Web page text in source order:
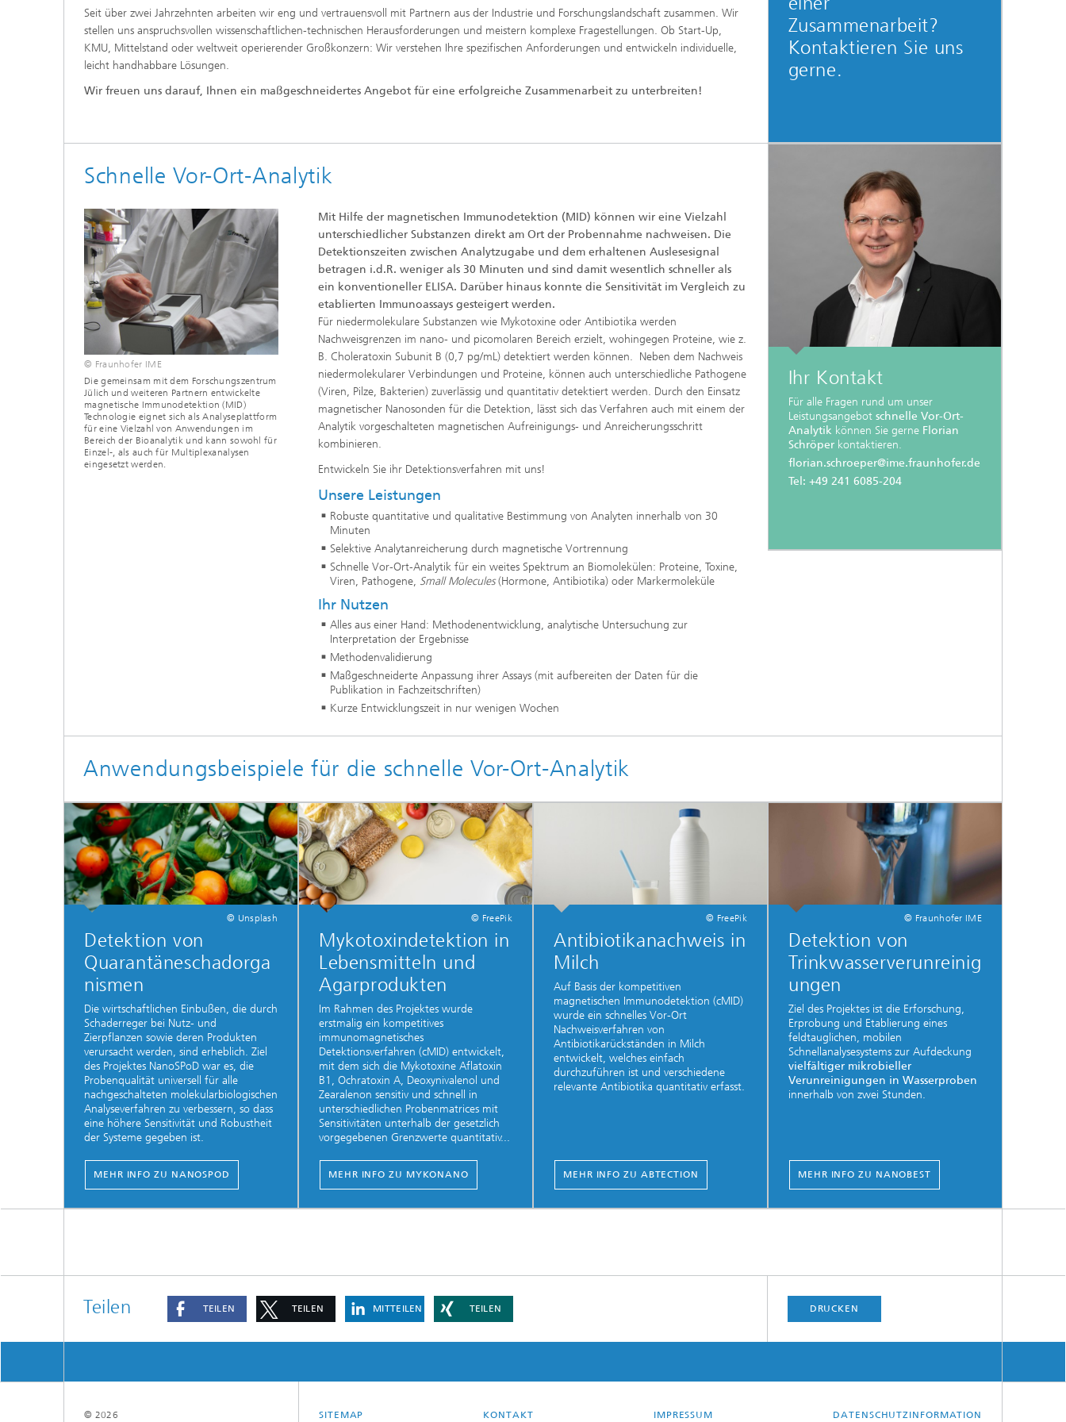
Neue Agrarsysteme
Lebensmittelsicherheit,
Verbraucherschutz
Agrarsystemgesundheit
Stammsammlung
Seit über zwei Jahrzehnten arbeiten wir eng und vertrauensvoll mit Partnern aus der Industrie und Forschungslandschaft zusammen. Wir
stellen uns anspruchsvollen wissenschaftlichen-technischen Herausforderungen und meistern komplexe Fragestellungen. Ob Start-Up,
KMU, Mittelstand oder weltweit operierender Großkonzern: Wir verstehen Ihre spezifischen Anforderungen und entwickeln individuelle,
leicht handhabbare Lösungen.
Wir freuen uns darauf, Ihnen ein maßgeschneidertes Angebot für eine erfolgreiche Zusammenarbeit zu unterbreiten!
Zusammenarbeit?
Kontaktieren Sie uns
gerne.
Schnelle Vor-Ort-Analytik
© Fraunhofer IME
Die gemeinsam mit dem Forschungszentrum
Jülich und weiteren Partnern entwickelte
magnetische Immunodetektion (MID)
Technologie eignet sich als Analyseplattform
für eine Vielzahl von Anwendungen im
Bereich der Bioanalytik und kann sowohl für
Einzel-, als auch für Multiplexanalysen
eingesetzt werden.
Mit Hilfe der magnetischen Immunodetektion (MID) können wir eine Vielzahl
unterschiedlicher Substanzen direkt am Ort der Probennahme nachweisen. Die
Detektionszeiten zwischen Analytzugabe und dem erhaltenen Auslesesignal
betragen i.d.R. weniger als 30 Minuten und sind damit wesentlich schneller als
ein konventioneller ELISA. Darüber hinaus konnte die Sensitivität im Vergleich zu
etablierten Immunoassays gesteigert werden.
Für niedermolekulare Substanzen wie Mykotoxine oder Antibiotika werden
Nachweisgrenzen im nano- und picomolaren Bereich erzielt, wohingegen Proteine, wie z.
B. Choleratoxin Subunit B (0,7 pg/mL) detektiert werden können. Neben dem Nachweis
niedermolekularer Verbindungen und Proteine, können auch unterschiedliche Pathogene
(Viren, Pilze, Bakterien) zuverlässig und quantitativ detektiert werden. Durch den Einsatz
magnetischer Nanosonden für die Detektion, lässt sich das Verfahren auch mit einem der
Analytik vorgeschalteten magnetischen Aufreinigungs- und Anreicherungsschritt
kombinieren.
Entwickeln Sie ihr Detektionsverfahren mit uns!
Unsere Leistungen
Robuste quantitative und qualitative Bestimmung von Analyten innerhalb von 30
Minuten
Selektive Analytanreicherung durch magnetische Vortrennung
Schnelle Vor-Ort-Analytik für ein weites Spektrum an Biomolekülen: Proteine, Toxine,
Viren, Pathogene, Small Molecules(Hormone, Antibiotika) oder Markermoleküle
Ihr Nutzen
Alles aus einer Hand: Methodenentwicklung, analytische Untersuchung zur
Interpretation der Ergebnisse
Methodenvalidierung
Maßgeschneiderte Anpassung ihrer Assays (mit aufbereiten der Daten für die
Publikation in Fachzeitschriften)
Kurze Entwicklungszeit in nur wenigen Wochen
Ihr Kontakt
Für alle Fragen rund um unser
Leistungsangebot schnelle Vor-Ort-
Analytik können Sie gerne Florian
Schröper kontaktieren.
florian.schroeper@ime.fraunhofer.de
Tel: +49 241 6085-204
Anwendungsbeispiele für die schnelle Vor-Ort-Analytik
© Unsplash
Detektion von
Quarantäneschadorga
nismen
Die wirtschaftlichen Einbußen, die durch
Schaderreger bei Nutz- und
Zierpflanzen sowie deren Produkten
verursacht werden, sind erheblich. Ziel
des Projektes NanoSPoD war es, die
Probenqualität universell für alle
nachgeschalteten molekularbiologischen
Analyseverfahren zu verbessern, so dass
eine höhere Sensitivität und Robustheit
der Systeme gegeben ist.
MEHR INFO ZU NANOSPOD
© FreePik
Mykotoxindetektion in
Lebensmitteln und
Agarprodukten
Im Rahmen des Projektes wurde
erstmalig ein kompetitives
immunomagnetisches
Detektionsverfahren (cMID) entwickelt,
mit dem sich die Mykotoxine Aflatoxin
B1, Ochratoxin A, Deoxynivalenol und
Zearalenon sensitiv und schnell in
unterschiedlichen Probenmatrices mit
Sensitivitäten unterhalb der gesetzlich
vorgegebenen Grenzwerte quantitativ...
MEHR INFO ZU MYKONANO
© FreePik
Antibiotikanachweis in
Milch
Auf Basis der kompetitiven
magnetischen Immunodetektion (cMID)
wurde ein schnelles Vor-Ort
Nachweisverfahren von
Antibiotikarückständen in Milch
entwickelt, welches einfach
durchzuführen ist und verschiedene
relevante Antibiotika quantitativ erfasst.
MEHR INFO ZU ABTECTION
© Fraunhofer IME
Detektion von
Trinkwasserverunreinig
ungen
Ziel des Projektes ist die Erforschung,
Erprobung und Etablierung eines
feldtauglichen, mobilen
Schnellanalysesystems zur Aufdeckung
vielfältiger mikrobieller
Verunreinigungen in Wasserproben
innerhalb von zwei Stunden.
MEHR INFO ZU NANOBEST
Teilen TEILEN TEILEN MITTEILEN TEILEN DRUCKEN
SITEMAP KONTAKT IMPRESSUM DATENSCHUTZINFORMATION
© 2026